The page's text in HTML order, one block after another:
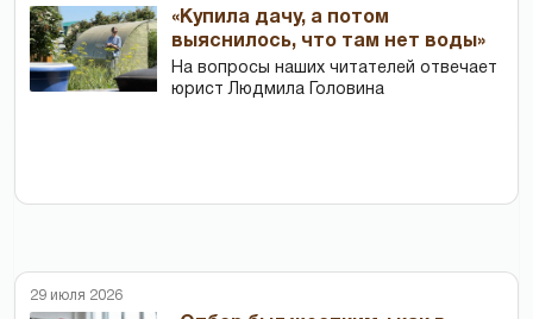
«Купила дачу, а потом
выяснилось, что там нет воды»
На вопросы наших читателей отвечает
юрист Людмила Головина
29 июля 2026